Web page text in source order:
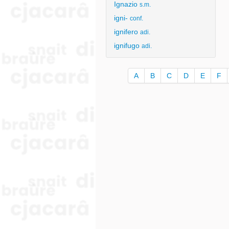
Ignazio s.m.
igni- conf.
ignifero adi.
ignifugo adi.
A B C D E F